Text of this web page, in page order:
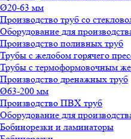
Ø20-63 мм
Производство труб со
Оборудование для
Производство поливных труб
Трубы с желобом горячего
Трубы с термоформовочным
Производство дренажных труб
Ø63-200 мм
Производство ПВХ труб
Оборудование для
Бобинорезки и ламинаторы